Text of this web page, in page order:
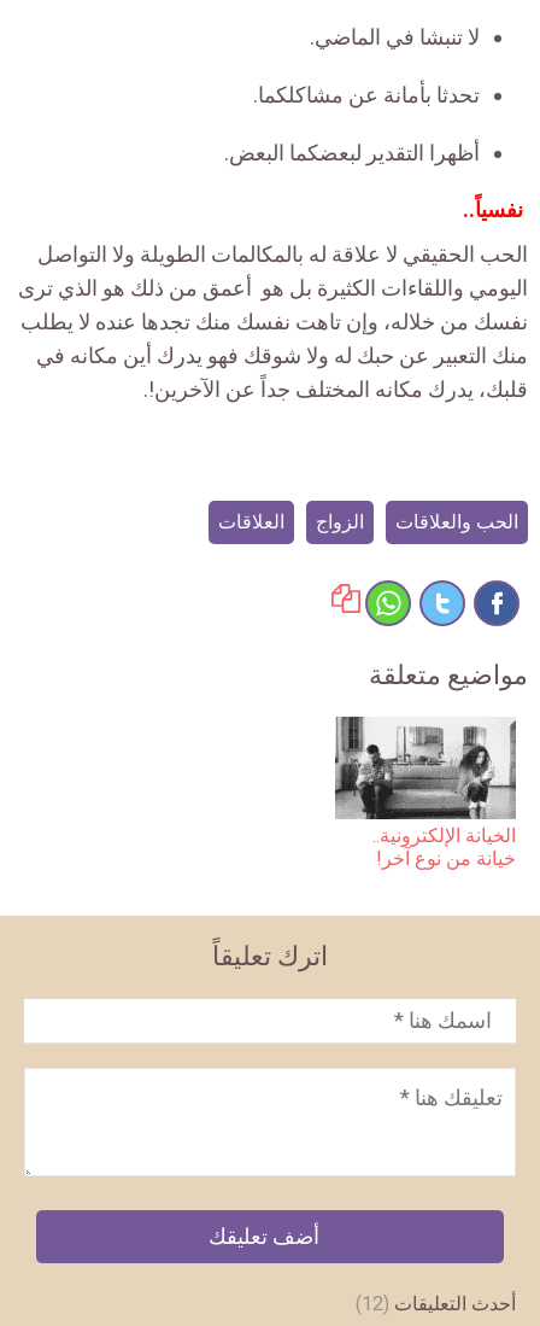
لا تنبشا في الماضي.
تحدثا بأمانة عن مشاكلكما.
أظهرا التقدير لبعضكما البعض.
نفسياً..
الحب الحقيقي لا علاقة له بالمكالمات الطويلة ولا التواصل
اليومي واللقاءات الكثيرة بل هو أعمق من ذلك هو الذي ترى
نفسك من خلاله، وإن تاهت نفسك منك تجدها عنده لا يطلب
منك التعبير عن حبك له ولا شوقك فهو يدرك أين مكانه في
قلبك، يدرك مكانه المختلف جداً عن الآخرين!.
الحب والعلاقات الزواج العلاقات
مواضيع متعلقة
الخيانة الإلكترونية..
خيانة من نوع آخر!
اترك تعليقاً
الاسم *
تعليق
أحدث التعليقات (12)